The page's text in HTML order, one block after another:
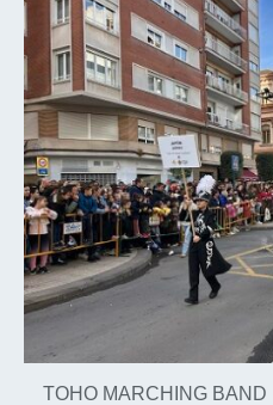
TOHO MARCHING BAND